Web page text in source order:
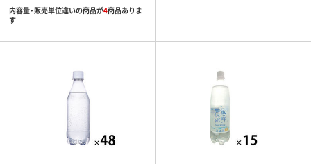
内容量・販売単位違いの商品が4商品ありま
す